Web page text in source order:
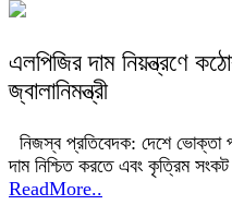
এলপিজির দাম নিয়ন্ত্রণে
জ্বালানিমন্ত্রী
নিজস্ব প্রতিবেদক: দেশে ভোক্তা
দাম নিশ্চিত করতে এবং কৃত্রিম সংকট
ReadMore..